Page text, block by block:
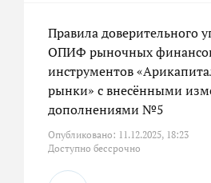
Правила доверительного
ОПИФ рыночных
инструментов
рынки» с внесёнными
дополнениями №5
Опубликовано: 11.12.2025, 18:23
Доступно бессрочно